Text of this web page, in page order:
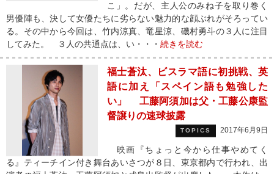
こ」。だが、主人公のみね子を取り巻く
男優陣も、決して女優たちに劣らない魅力的な顔ぶれがそろってい
る。その中から今回は、竹内涼真、竜星涼、磯村勇斗の３人に注目
してみた。 ３人の共通点は、い・・・ 続きを読む
福士蒼汰、ビスラマ語に初挑戦、英
語に加え「スペイン語も勉強した
い」 工藤阿須加は父・工藤公康監
督譲りの速球披露
TOPICS 2017年6月9日
映画『ちょっと今から仕事やめてく
る』ティーチイン付き舞台あいさつが８日、東京都内で行われ、出